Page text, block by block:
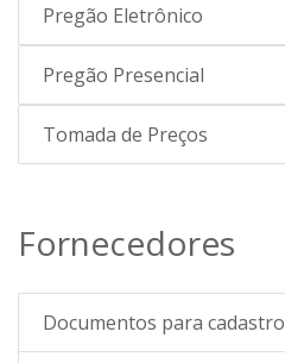
Pregão Eletrônico
Pregão Presencial
Tomada de Preços
Fornecedores
Documentos para cadastro